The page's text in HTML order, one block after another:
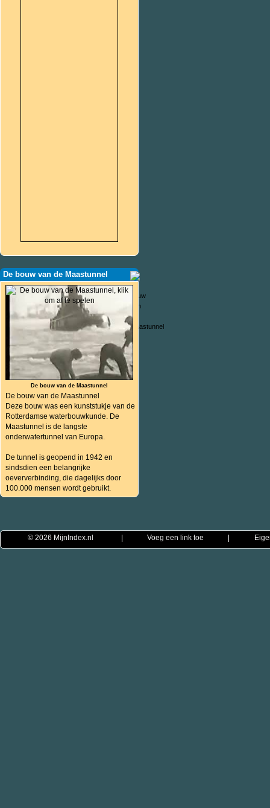
De bouw van de Maastunnel
De bouw van de Maastunnel
De bouw van de Maastunnel
Deze bouw was een kunststukje van de
Rotterdamse waterbouwkunde. De
Maastunnel is de langste
onderwatertunnel van Europa.
De tunnel is geopend in 1942 en
sindsdien een belangrijke
oeververbinding, die dagelijks door
100.000 mensen wordt gebruikt.
© 2026 MijnIndex.nl Voeg een link toe